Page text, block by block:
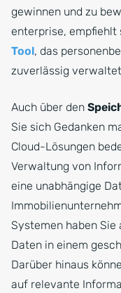
gewinnen und zu
enterprise, empfiehlt
Tool, das
zuverlässig
Auch über den
Sie sich Gedanken
Cloud-Lösungen
Verwaltung von
eine unabhängige
Systemen haben Sie
Daten in einem
Darüber hinaus
auf relevante